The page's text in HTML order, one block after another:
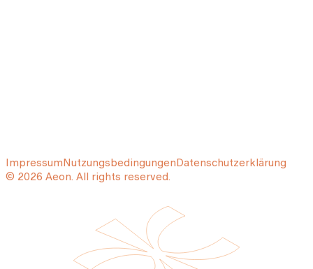
ImpressumNutzungsbedingungenDatenschutzerklärung
© 2026 Aeon. All rights reserved.